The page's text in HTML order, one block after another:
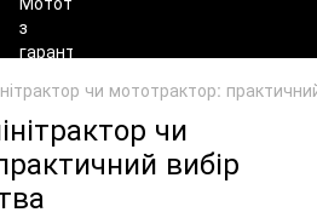
чи мототрактор:
чи
вибір